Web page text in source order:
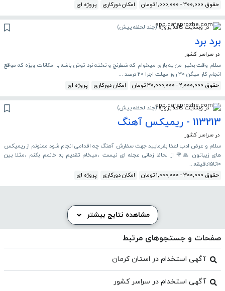
حقوق 300,000 - 1,000,000 تومان
امکان دورکاری پروژه ای
در وبسایت کافه پروژه (چند لحظه پیش)
برد برد
در سراسر کشور
سلام وقت بخیر من یه بازی میخوام که شطرنج و تخته نرد توش باشه با امکانات ویژه که موقع
انجام کار میگن 30 روز مهلت اجرا 20 درصد ...
حقوق 2,000,000 - 30,000,000 تومان
امکان دورکاری پروژه ای
در وبسایت کافه پروژه (چند لحظه پیش)
113213 - ریمیکس آهنگ
در سراسر کشور
سلام و عرض ادب لطفا بفرمایید جهت سفارش آهنگ چه اقدامی انجام شود ممنونم از ریمیکس
های زیباتون 🙏🌹 از لحاظ زمانی عجله ای نیست ،میخام تقدیم به خانمم بکنم ،مثلا بین
۱۰تا۱۵دقیقه...
حقوق 300,000 - 1,000,000 تومان
امکان دورکاری پروژه ای
مشاهده نتایج بیشتر
صفحات و جستجوهای مرتبط
آگهی استخدام در استان کرمان
آگهی استخدام در سراسر کشور